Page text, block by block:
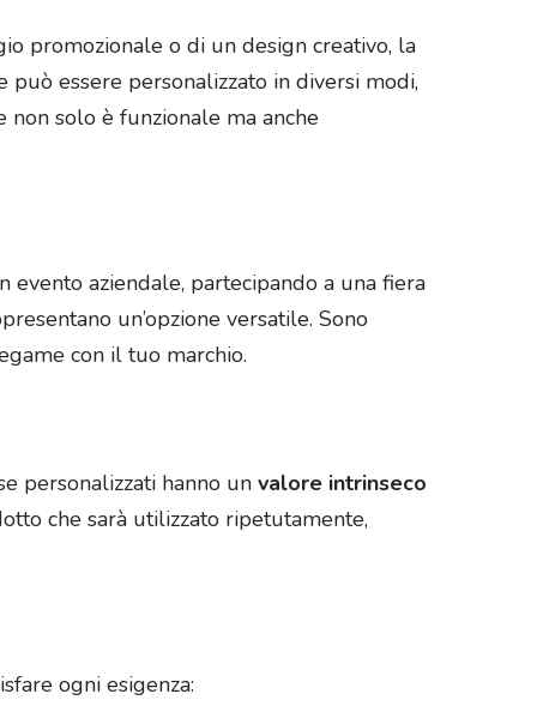
promozionale o di un design creativo, la
può essere personalizzato in diversi modi,
solo è funzionale ma anche
evento aziendale, partecipando a una fiera
un’opzione versatile. Sono
con il tuo marchio.
personalizzati hanno un valore intrinseco
che sarà utilizzato ripetutamente,
ogni esigenza: